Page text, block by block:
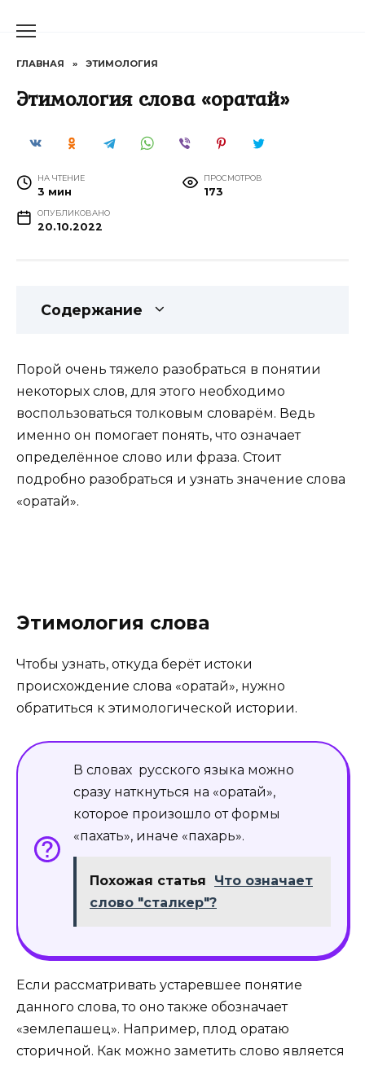
ГЛАВНАЯ » ЭТИМОЛОГИЯ
Этимология слова «оратай»
НА ЧТЕНИЕ
3 мин
ПРОСМОТРОВ
173
ОПУБЛИКОВАНО
20.10.2022
Содержание
Порой очень тяжело разобраться в понятии
некоторых слов, для этого необходимо
воспользоваться толковым словарём. Ведь
именно он помогает понять, что означает
определённое слово или фраза. Стоит
подробно разобраться и узнать значение слова
«оратай».
Этимология слова
Чтобы узнать, откуда берёт истоки
происхождение слова «оратай», нужно
обратиться к этимологической истории.
В словах русского языка можно
сразу наткнуться на «оратай»,
которое произошло от формы
«пахать», иначе «пахарь».
Похожая статья
Что означает
слово "сталкер"?
Если рассматривать устаревшее понятие
данного слова, то оно также обозначает
«землепашец». Например, плод оратаю
сторичной. Как можно заметить слово является